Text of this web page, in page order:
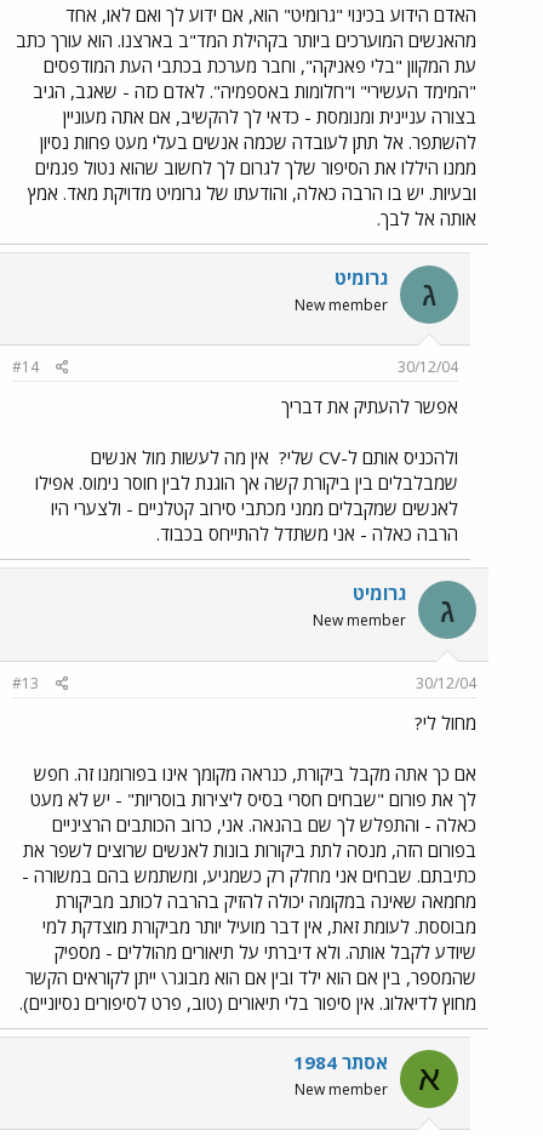
האדם הידוע בכינוי "גרומיט" הוא, אם ידוע לך ואם לאו, אחד
מהאנשים המוערכים ביותר בקהילת המד"ב בארצנו. הוא עורך כתב
עת המקוון "בלי פאניקה", וחבר מערכת בכתבי העת המודפסים
"המימד העשירי" ו"חלומות באספמיה". לאדם כזה - שאגב, הגיב
בצורה עניינית ומנומסת - כדאי לך להקשיב, אם אתה מעוניין
להשתפר. אל תתן לעובדה שכמה אנשים בעלי מעט פחות נסיון
ממנו היללו את הסיפור שלך לגרום לך לחשוב שהוא נטול פגמים
ובעיות. יש בו הרבה כאלה, והודעתו של גרומיט מדויקת מאד. אמץ
אותה אל לבך.
ג גרומיט
New member
30/12/04
#14
אפשר להעתיק את דבריך
ולהכניס אותם ל-CV שלי?
אין מה לעשות מול אנשים
שמבלבלים בין ביקורת קשה אך הוגנת לבין חוסר נימוס. אפילו
לאנשים שמקבלים ממני מכתבי סירוב קטלניים - ולצערי היו
הרבה כאלה - אני משתדל להתייחס בכבוד.
ג גרומיט
New member
30/12/04
#13
מחול לי?
אם כך אתה מקבל ביקורת, כנראה מקומך אינו בפורומנו זה. חפש
לך את פורום "שבחים חסרי בסיס ליצירות בוסריות" - יש לא מעט
כאלה - והתפלש לך שם בהנאה. אני, כרוב הכותבים הרציניים
בפורום הזה, מנסה לתת ביקורות בונות לאנשים שרוצים לשפר את
כתיבתם. שבחים אני מחלק רק כשמגיע, ומשתמש בהם במשורה -
מחמאה שאינה במקומה יכולה להזיק בהרבה לכותב מביקורת
מבוססת. לעומת זאת, אין דבר מועיל יותר מביקורת מוצדקת למי
שיודע לקבל אותה. ולא דיברתי על תיאורים מהוללים - מספיק
שהמספר, בין אם הוא ילד ובין אם הוא מבוגר\ ייתן לקוראים הקשר
מחוץ לדיאלוג. אין סיפור בלי תיאורים (טוב, פרט לסיפורים נסיוניים).
א אסתר 1984
New member